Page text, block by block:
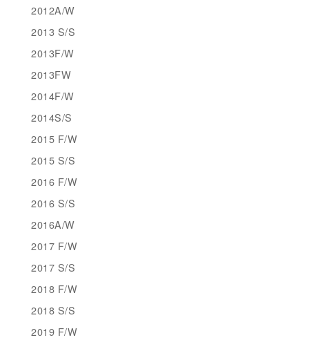
2012A/W
2013 S/S
2013F/W
2013FW
2014F/W
2014S/S
2015 F/W
2015 S/S
2016 F/W
2016 S/S
2016A/W
2017 F/W
2017 S/S
2018 F/W
2018 S/S
2019 F/W